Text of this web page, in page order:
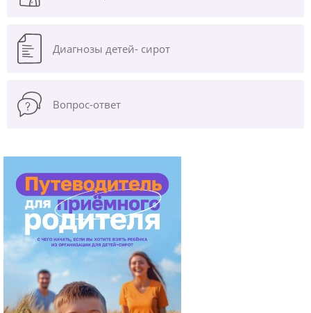
Диагнозы детей- сирот
Вопрос-ответ